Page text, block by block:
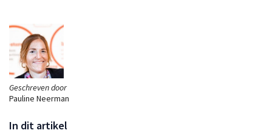
Geschreven door
Pauline Neerman
In dit artikel